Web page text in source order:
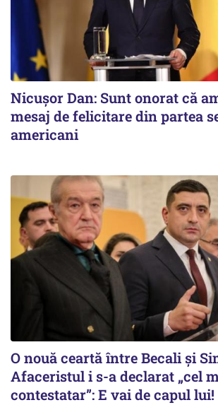
Nicușor Dan: Sunt onorat că
mesaj de felicitare din partea
americani
O nouă ceartă între Becali și
Afaceristul i s-a declarat „cel
contestatar”: E vai de capul lui!